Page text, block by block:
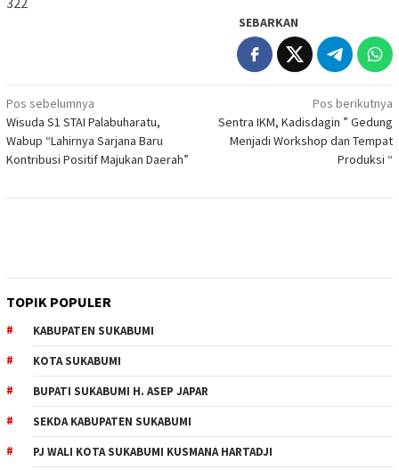
SEBARKAN
Navigasi
pos
Pos sebelumnya
Wisuda S1 STAI Palabuharatu,
Wabup “Lahirnya Sarjana Baru
Kontribusi Positif Majukan Daerah”
Pos berikutnya
Sentra IKM, Kadisdagin ” Gedung
Menjadi Workshop dan Tempat
Produksi “
TOPIK POPULER
KABUPATEN SUKABUMI
KOTA SUKABUMI
BUPATI SUKABUMI H. ASEP JAPAR
SEKDA KABUPATEN SUKABUMI
PJ WALI KOTA SUKABUMI KUSMANA HARTADJI